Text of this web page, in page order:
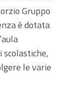
Gruppo
è dotata
le varie